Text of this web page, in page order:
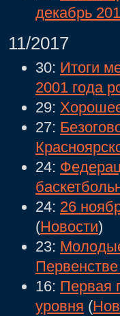
декабрь
11/2017
30: Итоги
2001 года
29:
27:
24:
24: 26
(Новости)
23:
16: Первая
уровня (